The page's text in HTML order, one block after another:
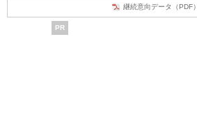
継続意向データ（PDF）
PR